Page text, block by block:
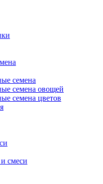
семена
семена овощей
семена цветов
смеси